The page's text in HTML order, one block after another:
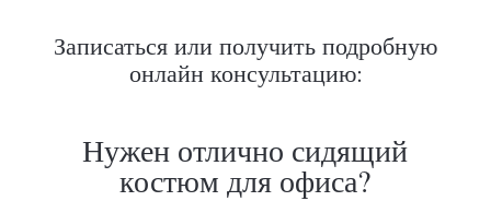
Записаться или получить подробную
онлайн консультацию:
Какую ткань выбрать?
Какой фасон подойдет именно вам?
Как должен сидеть правильно пошитый
индивидуальность?
Ответим на все вопросы в удобном